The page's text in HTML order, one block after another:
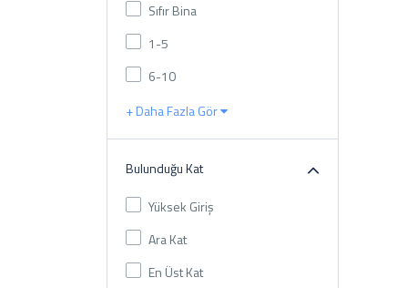
Sıfır Bina
1-5
6-10
+ Daha Fazla Gör
Bulunduğu Kat
Yüksek Giriş
Ara Kat
En Üst Kat